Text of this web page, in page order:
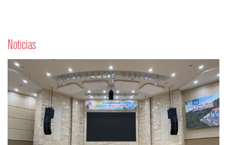
Noticias